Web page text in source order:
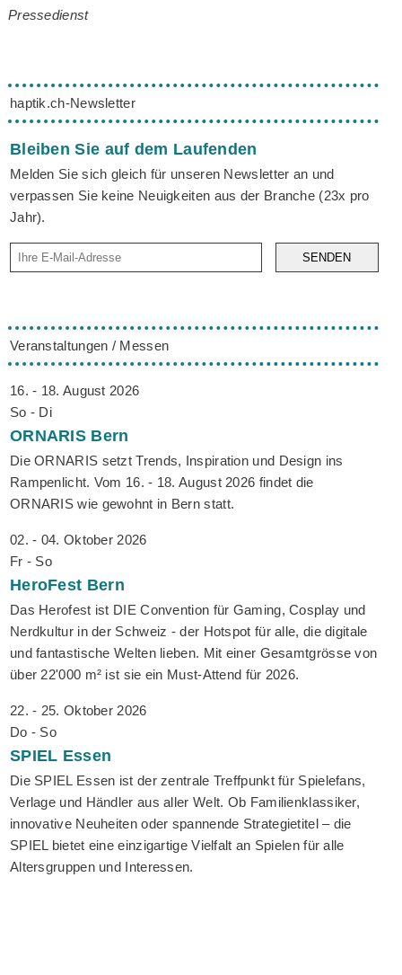
Pressedienst
haptik.ch-Newsletter
Bleiben Sie auf dem Laufenden
Melden Sie sich gleich für unseren Newsletter an und
verpassen Sie keine Neuigkeiten aus der Branche (23x pro
Jahr).
SENDEN
Veranstaltungen / Messen
16. - 18. August 2026
So - Di
ORNARIS Bern
Die ORNARIS setzt Trends, Inspiration und Design ins
Rampenlicht. Vom 16. - 18. August 2026 findet die
ORNARIS wie gewohnt in Bern statt.
02. - 04. Oktober 2026
Fr - So
HeroFest Bern
Das Herofest ist DIE Convention für Gaming, Cosplay und
Nerdkultur in der Schweiz - der Hotspot für alle, die digitale
und fantastische Welten lieben. Mit einer Gesamtgrösse von
über 22'000 m² ist sie ein Must-Attend für 2026.
22. - 25. Oktober 2026
Do - So
SPIEL Essen
Die SPIEL Essen ist der zentrale Treffpunkt für Spielefans,
Verlage und Händler aus aller Welt. Ob Familienklassiker,
innovative Neuheiten oder spannende Strategietitel – die
SPIEL bietet eine einzigartige Vielfalt an Spielen für alle
Altersgruppen und Interessen.